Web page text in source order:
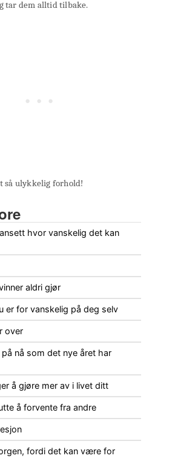
tar dem alltid tilbake.
så ulykkelig forhold!
hvor vanskelig det kan
aldri gjør
er for vanskelig på deg selv
over
nå som det nye året har
å gjøre mer av i livet ditt
å forvente fra andre
fordi det kan være for